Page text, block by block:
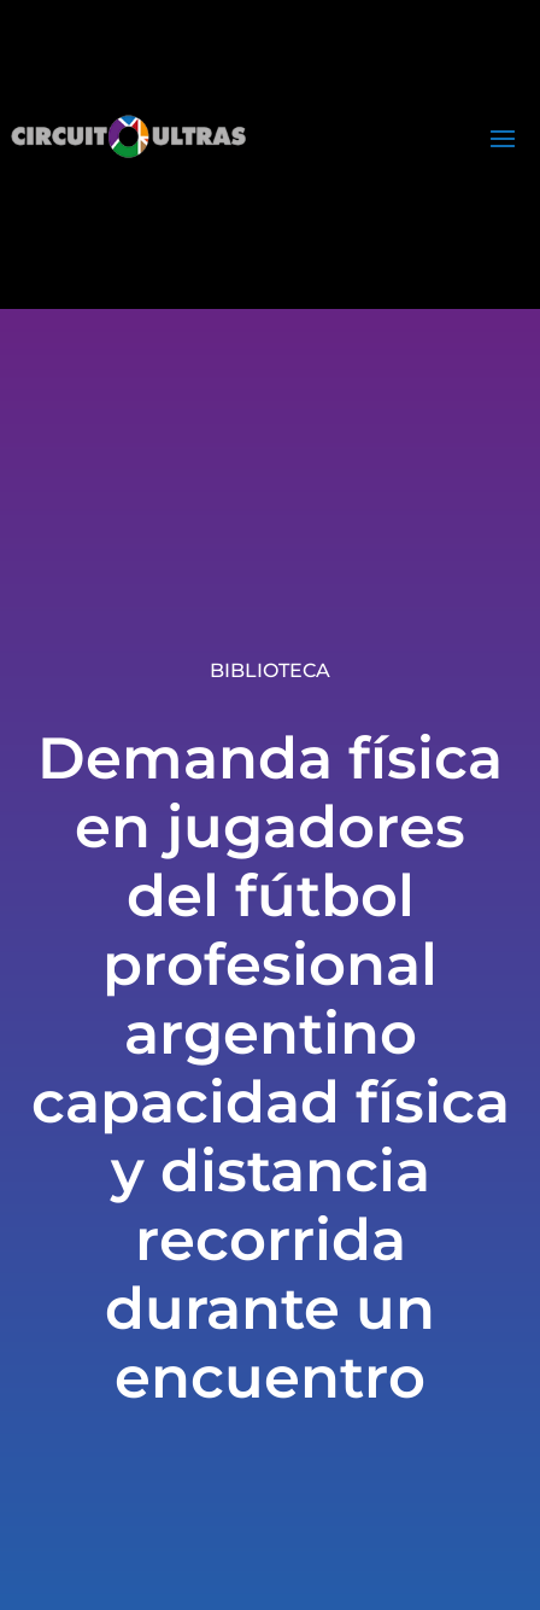
BIBLIOTECA
Demanda física
en jugadores
del fútbol
profesional
argentino
capacidad física
y distancia
recorrida
durante un
encuentro